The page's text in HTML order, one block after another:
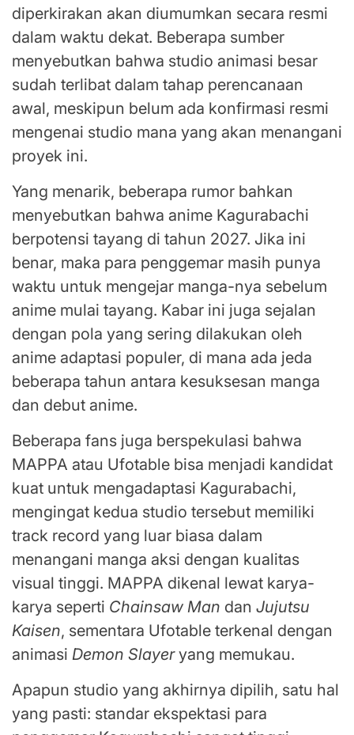
diperkirakan akan diumumkan secara resmi
dalam waktu dekat. Beberapa sumber
menyebutkan bahwa studio animasi besar
sudah terlibat dalam tahap perencanaan
awal, meskipun belum ada konfirmasi resmi
mengenai studio mana yang akan menangani
proyek ini.
Yang menarik, beberapa rumor bahkan
menyebutkan bahwa anime Kagurabachi
berpotensi tayang di tahun 2027. Jika ini
benar, maka para penggemar masih punya
waktu untuk mengejar manga-nya sebelum
anime mulai tayang. Kabar ini juga sejalan
dengan pola yang sering dilakukan oleh
anime adaptasi populer, di mana ada jeda
beberapa tahun antara kesuksesan manga
dan debut anime.
Beberapa fans juga berspekulasi bahwa
MAPPA atau Ufotable bisa menjadi kandidat
kuat untuk mengadaptasi Kagurabachi,
mengingat kedua studio tersebut memiliki
track record yang luar biasa dalam
menangani manga aksi dengan kualitas
visual tinggi. MAPPA dikenal lewat karya-
karya seperti Chainsaw Man dan Jujutsu
Kaisen, sementara Ufotable terkenal dengan
animasi Demon Slayeryang memukau.
Apapun studio yang akhirnya dipilih, satu hal
yang pasti: standar ekspektasi para